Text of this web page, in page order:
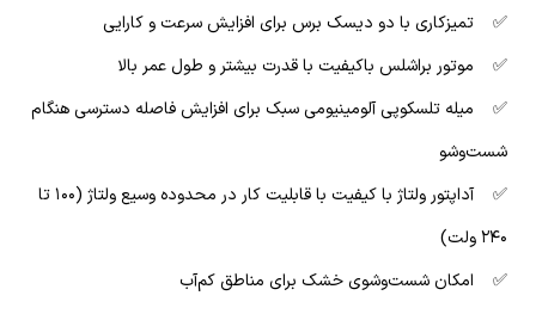
✅ تمیزکاری با دو دیسک برس برای افزایش سرعت و کارایی
✅ موتور براشلس باکیفیت با قدرت بیشتر و طول عمر بالا
✅ میله تلسکوپی آلومینیومی سبک برای افزایش فاصله دسترسی هنگام
شست‌وشو
✅ آداپتور ولتاژ با کیفیت با قابلیت کار در محدوده وسیع ولتاژ (۱۰۰ تا
۲۴۰ ولت)
✅ امکان شست‌وشوی خشک برای مناطق کم‌آب